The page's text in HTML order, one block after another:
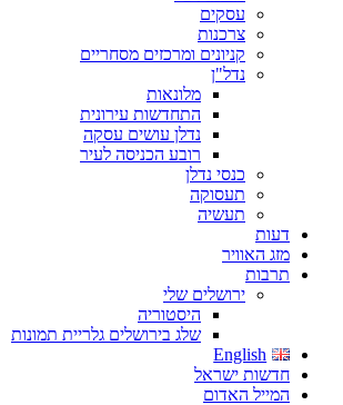
עסקים
צרכנות
קניונים ומרכזים מסחריים
נדל"ן
מלונאות
התחדשות עירונית
נדלן עושים עסקה
רובע הכניסה לעיר
כנסי נדלן
תעסוקה
תעשיה
דעות
מזג האוויר
תרבות
ירושלים שלי
היסטוריה
שלג בירושלים גלריית תמונות
English
חדשות ישראל
המייל האדום